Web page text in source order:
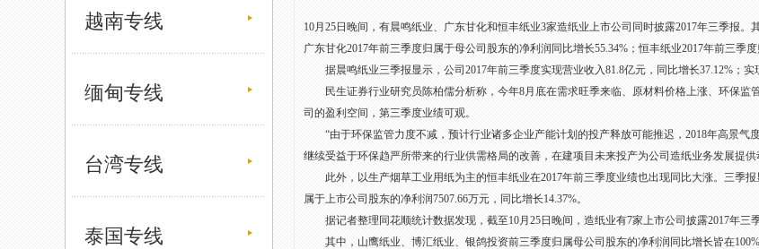
越南专线
缅甸专线
台湾专线
泰国专线
10月25日晚间，有晨鸣纸业、广东甘化和恒丰纸业3家造纸业上市公司同时披露2017年三季报。
广东甘化2017年前三季度归属于母公司股东的净利润同比增长55.34%；恒丰纸业2017年前三季
据晨鸣纸业三季报显示，公司2017年前三季度实现营业收入81.8亿元，同比增长37.12%；实
民生证券行业研究员陈柏儒分析称，今年8月底在需求旺季来临、原材料价格上涨、环保监
司的盈利空间，第三季度业绩可观。
“由于环保监管力度不减，预计行业诸多企业产能计划的投产释放可能推迟，2018年高景气
继续受益于环保趋严所带来的行业供需格局的改善，在建项目未来投产为公司造纸业务发展提供
此外，以生产烟草工业用纸为主的恒丰纸业在2017年前三季度业绩也出现同比大涨。三季报
属于上市公司股东的净利润7507.66万元，同比增长14.37%。
据记者整理同花顺统计数据发现，截至10月25日晚间，造纸业有7家上市公司披露2017年三
其中，山鹰纸业、博汇纸业、银鸽投资前三季度归属母公司股东的净利润同比增长皆在100%